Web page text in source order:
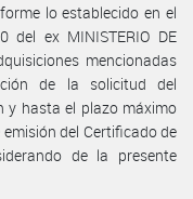
lo establecido en el
del ex MINISTERIO DE
mencionadas
de la solicitud del
y hasta el plazo máximo
del Certificado de
de la presente